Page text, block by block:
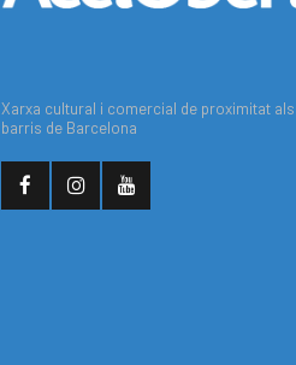
Xarxa cultural i comercial de proximitat als
barris de Barcelona